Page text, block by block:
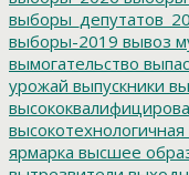
выборы-2019 вывоз
вымогательство
урожай выпускники
ярмарка высшее